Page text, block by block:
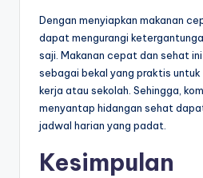
Dengan menyiapkan makanan
dapat mengurangi
saji. Makanan cepat dan sehat
sebagai bekal yang praktis
kerja atau sekolah. Sehingga,
menyantap hidangan sehat
jadwal harian yang padat.
Kesimpulan